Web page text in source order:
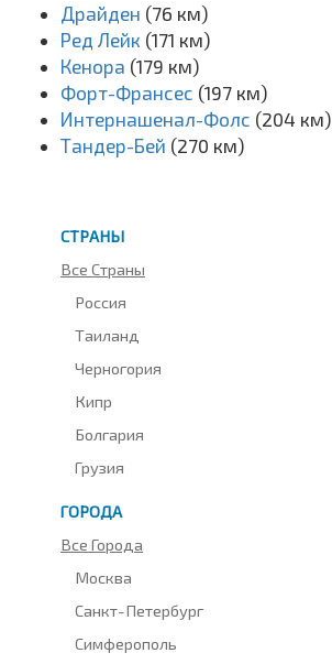
Драйден (76 км)
Ред Лейк (171 км)
Кенора (179 км)
Форт-Франсес (197 км)
Интернашенал-Фолс (204 км)
Тандер-Бей (270 км)
СТРАНЫ
Все Страны
Россия
Таиланд
Черногория
Кипр
Болгария
Грузия
ГОРОДА
Все Города
Москва
Санкт-Петербург
Симферополь